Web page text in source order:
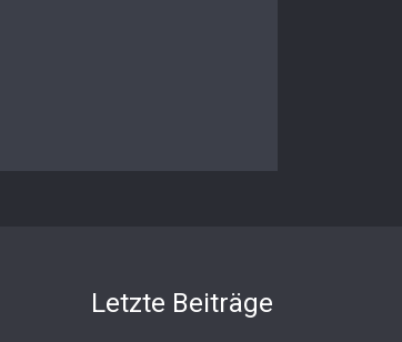
Letzte Beiträge